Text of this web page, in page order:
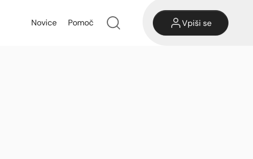
Novice Pomoč Vpiši se